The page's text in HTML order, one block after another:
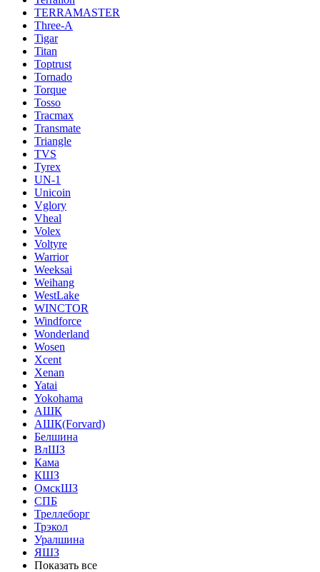
TERRAMASTER
Three-A
Tigar
Titan
Toptrust
Tornado
Torque
Tosso
Tracmax
Transmate
Triangle
TVS
Tyrex
UN-1
Unicoin
Vglory
Vheal
Volex
Voltyre
Warrior
Weeksai
Weihang
WestLake
WINCTOR
Windforce
Wonderland
Wosen
Xcent
Xenan
Yatai
Yokohama
АШК
АШК(Forvard)
Белшина
ВлШЗ
Кама
КШЗ
ОмскШЗ
СПБ
Треллеборг
Трэкол
Уралшина
ЯШЗ
Показать все